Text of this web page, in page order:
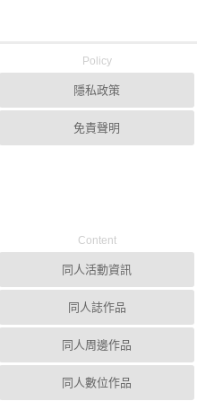
Policy
隱私政策
免責聲明
Content
同人活動資訊
同人誌作品
同人周邊作品
同人數位作品